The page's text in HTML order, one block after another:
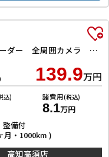
カスタム X VS SAIII ドライブレコーダー 全周囲カメラ ナビ TV クリアランスソナー 衝突被害軽減システム オートマチックハイビーム オートライト LEDヘッドランプ スマートキー アイドリングストップ 電動格納ミラー
139.9万円
込) 諸費用(税込)
8.1万円
整備付
月・1000km )
高知高須店